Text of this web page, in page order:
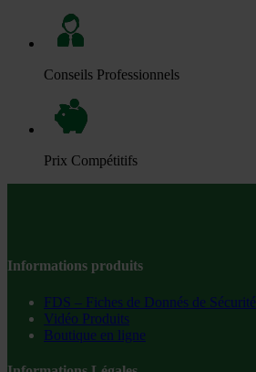
Conseils Professionnels
Prix Compétitifs
Informations produits
FDS – Fiches de Donnés de Sécurité
Vidéo Produits
Boutique en ligne